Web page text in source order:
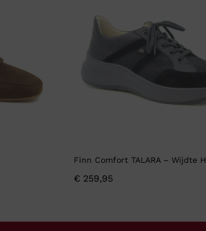
Finn Comfort TALARA – Wijdte H
€ 259,95